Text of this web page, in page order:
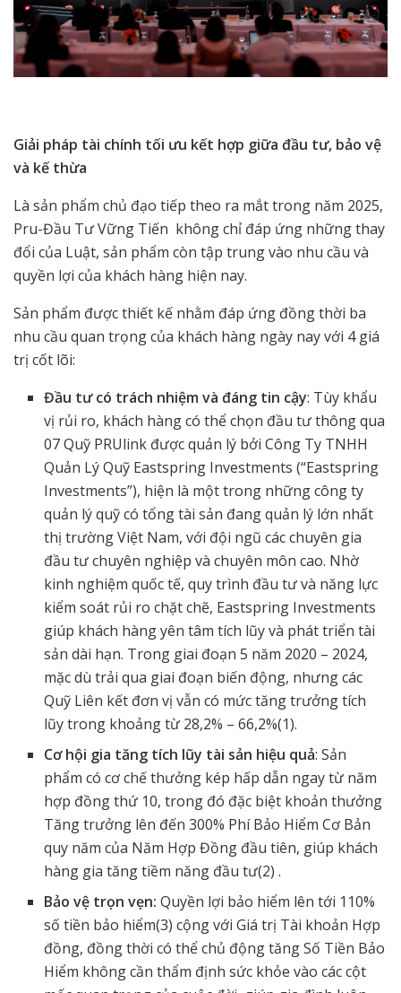
Giải pháp tài chính tối ưu kết hợp giữa đầu tư, bảo vệ
và kế thừa
Là sản phẩm chủ đạo tiếp theo ra mắt trong năm 2025,
Pru-Đầu Tư Vững Tiến không chỉ đáp ứng những thay
đổi của Luật, sản phẩm còn tập trung vào nhu cầu và
quyền lợi của khách hàng hiện nay.
Sản phẩm được thiết kế nhằm đáp ứng đồng thời ba
nhu cầu quan trọng của khách hàng ngày nay với 4 giá
trị cốt lõi:
Đầu tư có trách nhiệm và đáng tin cậy: Tùy khẩu
vị rủi ro, khách hàng có thể chọn đầu tư thông qua
07 Quỹ PRUlink được quản lý bởi Công Ty TNHH
Quản Lý Quỹ Eastspring Investments (“Eastspring
Investments”), hiện là một trong những công ty
quản lý quỹ có tổng tài sản đang quản lý lớn nhất
thị trường Việt Nam, với đội ngũ các chuyên gia
đầu tư chuyên nghiệp và chuyên môn cao. Nhờ
kinh nghiệm quốc tế, quy trình đầu tư và năng lực
kiểm soát rủi ro chặt chẽ, Eastspring Investments
giúp khách hàng yên tâm tích lũy và phát triển tài
sản dài hạn. Trong giai đoạn 5 năm 2020 – 2024,
mặc dù trải qua giai đoạn biến động, nhưng các
Quỹ Liên kết đơn vị vẫn có mức tăng trưởng tích
lũy trong khoảng từ 28,2% – 66,2%(1).
Cơ hội gia tăng tích lũy tài sản hiệu quả: Sản
phẩm có cơ chế thưởng kép hấp dẫn ngay từ năm
hợp đồng thứ 10, trong đó đặc biệt khoản thưởng
Tăng trưởng lên đến 300% Phí Bảo Hiểm Cơ Bản
quy năm của Năm Hợp Đồng đầu tiên, giúp khách
hàng gia tăng tiềm năng đầu tư(2) .
Bảo vệ trọn vẹn: Quyền lợi bảo hiểm lên tới 110%
số tiền bảo hiểm(3)cộng với Giá trị Tài khoản Hợp
đồng, đồng thời có thể chủ động tăng Số Tiền Bảo
Hiểm không cần thẩm định sức khỏe vào các cột